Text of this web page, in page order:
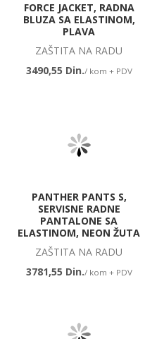
FORCE JACKET, RADNA
BLUZA SA ELASTINOM,
PLAVA
ZAŠTITA NA RADU
3490,55 Din./ kom + PDV
PANTHER PANTS S,
SERVISNE RADNE
PANTALONE SA
ELASTINOM, NEON ŽUTA
ZAŠTITA NA RADU
3781,55 Din./ kom + PDV